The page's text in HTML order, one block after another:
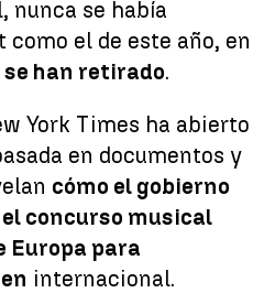
nunca se había
el de este año, en
han retirado.
York Times ha abierto
en documentos y
cómo el gobierno
concurso musical
Europa para
internacional.